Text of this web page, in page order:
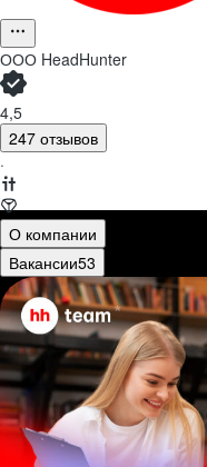
ООО HeadHunter
4,5
247 отзывов
·
О компании
Вакансии53